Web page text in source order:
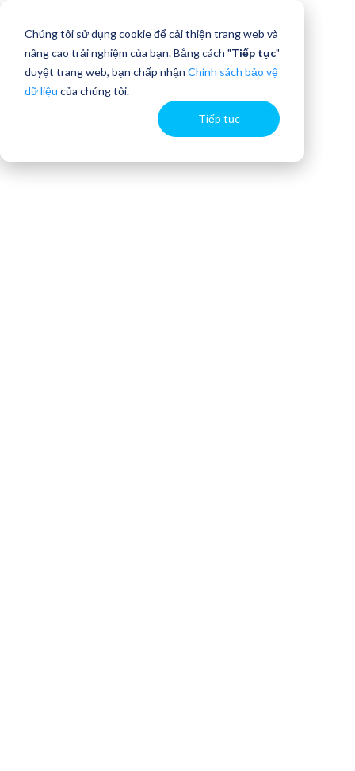
Chúng tôi sử dụng cookie để cải thiện trang web và
nâng cao trải nghiệm của bạn. Bằng cách "Tiếp tục"
duyệt trang web, bạn chấp nhận Chính sách bảo vệ
dữ liệu của chúng tôi.
Tiếp tục